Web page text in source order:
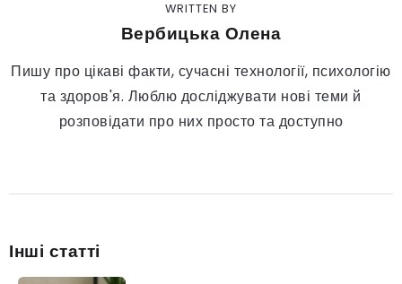
WRITTEN BY
Вербицька Олена
Пишу про цікаві факти, сучасні технології, психологію
та здоров'я. Люблю досліджувати нові теми й
розповідати про них просто та доступно
Інші статті